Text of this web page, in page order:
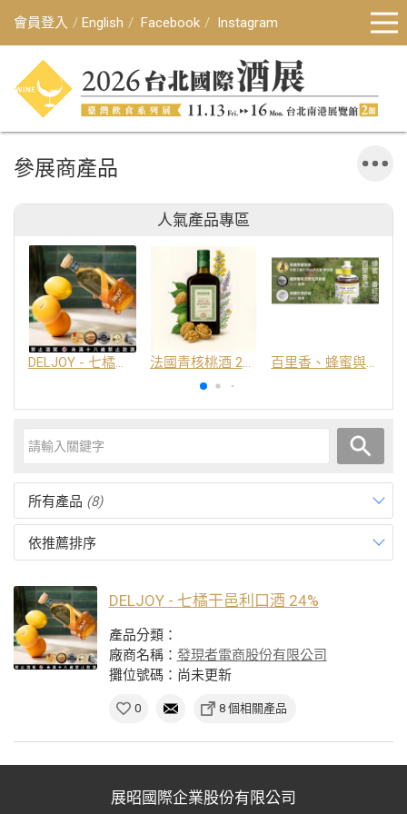
會員登入 English Facebook Instagram
參展商產品
人氣產品專區
DELJOY - 七橘干邑利口酒 24% 法國青核桃酒 25% 百里香、蜂蜜與番紅花酒
所有產品 (8)
依推薦排序
DELJOY - 七橘干邑利口酒 24%
產品分類：
廠商名稱： 發現者電商股份有限公司
攤位號碼：尚未更新
0 8 個相關產品
展昭國際企業股份有限公司